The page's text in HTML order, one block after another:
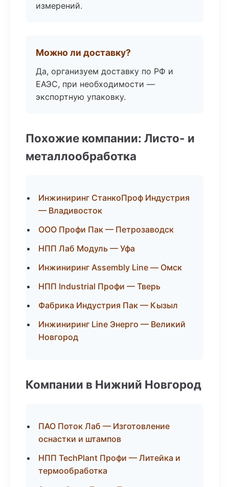
измерений.
Можно ли доставку?
Да, организуем доставку по РФ и
ЕАЭС, при необходимости —
экспортную упаковку.
Похожие компании: Листо- и
металлообработка
Инжиниринг СтанкоПроф Индустрия
— Владивосток
ООО Профи Пак — Петрозаводск
НПП Лаб Модуль — Уфа
Инжиниринг Assembly Line — Омск
НПП Industrial Профи — Тверь
Фабрика Индустрия Пак — Кызыл
Инжиниринг Line Энерго — Великий
Новгород
Компании в Нижний Новгород
ПАО Поток Лаб — Изготовление
оснастки и штампов
НПП TechPlant Профи — Литейка и
термообработка